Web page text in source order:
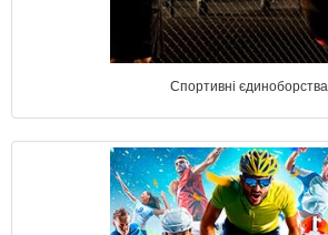
Спортивні єдиноборства